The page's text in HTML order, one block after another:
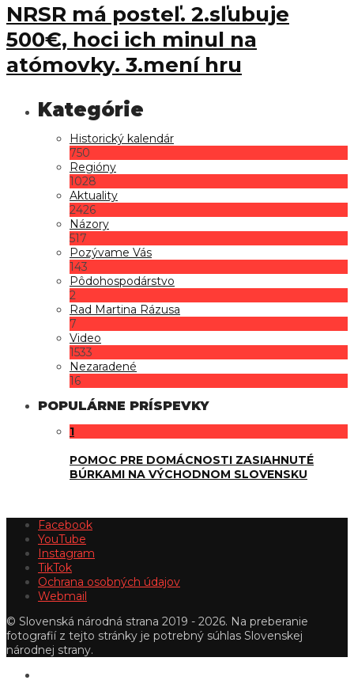
NRSR má posteľ. 2.sľubuje
500€, hoci ich minul na
atómovky. 3.mení hru
Historický kalendár
750
Regióny
1028
Aktuality
2426
Názory
517
Pozývame Vás
143
Pôdohospodárstvo
2
Rad Martina Rázusa
7
Video
1533
Nezaradené
16
POPULÁRNE PRÍSPEVKY
1
POMOC PRE DOMÁCNOSTI ZASIAHNUTÉ
BÚRKAMI NA VÝCHODNOM SLOVENSKU
Facebook
YouTube
Instagram
TikTok
Ochrana osobných údajov
Webmail
© Slovenská národná strana 2019 - 2026. Na preberanie
fotografií z tejto stránky je potrebný súhlas Slovenskej
národnej strany.